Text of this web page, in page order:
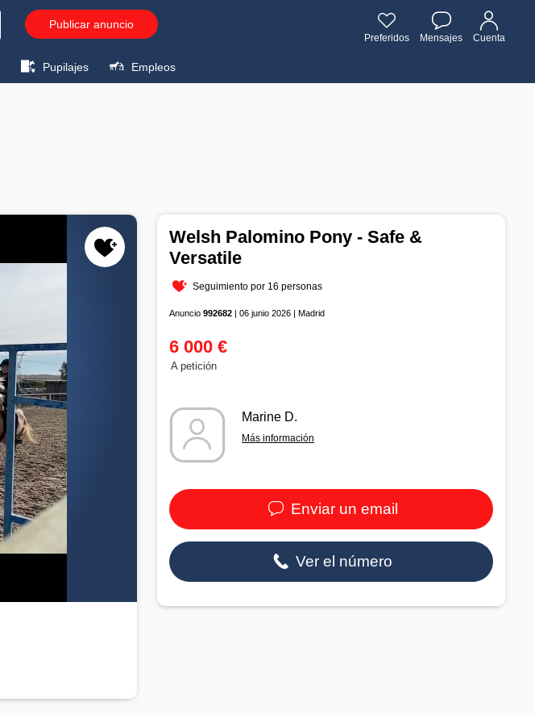
Publicar anuncio
Preferidos Mensajes Cuenta
Pupilajes Empleos
Welsh Palomino Pony - Safe &
Versatile
Seguimiento por 16 personas
Anuncio992682 | 06 junio 2026 | Madrid
6 000 €
A petición
Marine D.
Más información
Enviar un email
Ver el número